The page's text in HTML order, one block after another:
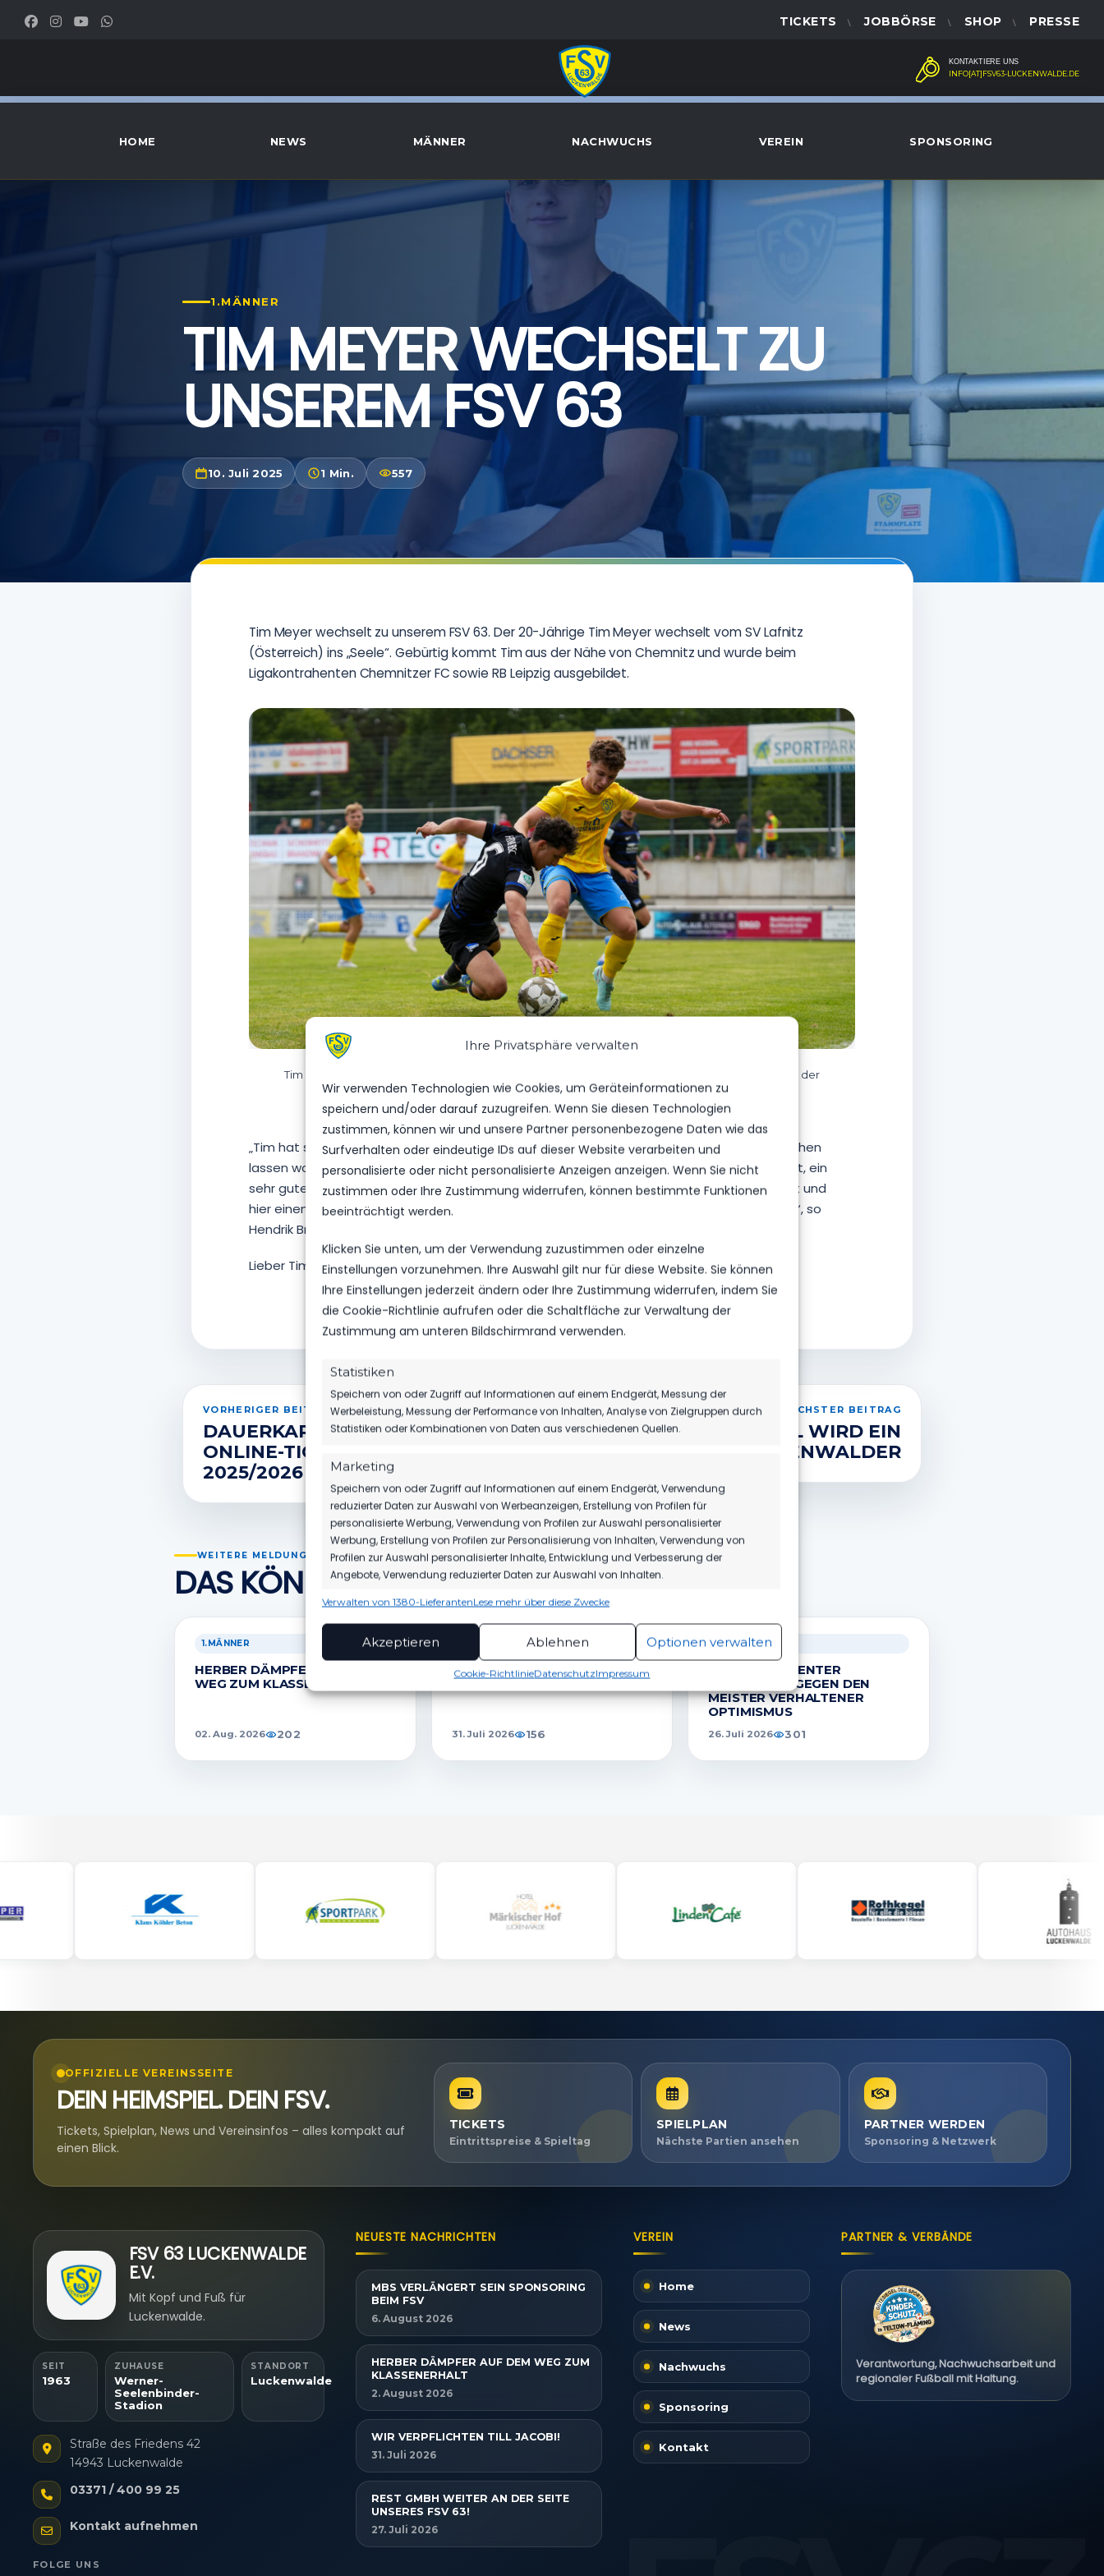
Ihre Privatsphäre verwalten
Wir verwenden Technologien wie Cookies, um Geräteinformationen zu
speichern und/oder darauf zuzugreifen. Wenn Sie diesen Technologien
zustimmen, können wir und unsere Partner personenbezogene Daten wie das
Surfverhalten oder eindeutige IDs auf dieser Website verarbeiten und
personalisierte oder nicht personalisierte Anzeigen anzeigen. Wenn Sie nicht
zustimmen oder Ihre Zustimmung widerrufen, können bestimmte Funktionen
beeinträchtigt werden.
Klicken Sie unten, um der Verwendung zuzustimmen oder einzelne
Einstellungen vorzunehmen. Ihre Auswahl gilt nur für diese Website. Sie können
Ihre Einstellungen jederzeit ändern oder Ihre Zustimmung widerrufen, indem Sie
die Cookie-Richtlinie aufrufen oder die Schaltfläche zur Verwaltung der
Zustimmung am unteren Bildschirmrand verwenden.
Statistiken
Speichern von oder Zugriff auf Informationen auf einem Endgerät, Messung der
Werbeleistung, Messung der Performance von Inhalten, Analyse von Zielgruppen durch
Statistiken oder Kombinationen von Daten aus verschiedenen Quellen.
Marketing
Speichern von oder Zugriff auf Informationen auf einem Endgerät, Verwendung
reduzierter Daten zur Auswahl von Werbeanzeigen, Erstellung von Profilen für
personalisierte Werbung, Verwendung von Profilen zur Auswahl personalisierter
Werbung, Erstellung von Profilen zur Personalisierung von Inhalten, Verwendung von
Profilen zur Auswahl personalisierter Inhalte, Entwicklung und Verbesserung der
Angebote, Verwendung reduzierter Daten zur Auswahl von Inhalten.
Funktionen
Abgleichung und Kombination von Daten aus unterschiedlichen Quellen,
Verknüpfung verschiedener Endgeräte, Identifikation von Endgeräten
anhand automatisch übermittelter Informationen.
Bereitstellung und Anzeige von Werbung und Inhalten,
Ihre Entscheidungen zum Datenschutz speichern und
Verwalten von 1380-LieferantenLese mehr über diese Zwecke
Akzeptieren Ablehnen Optionen verwalten
Cookie-RichtlinieDatenschutzImpressum
TICKETS JOBBÖRSE SHOP PRESSE
KONTAKTIERE UNS
INFO[AT]FSV63-LUCKENWALDE.DE
HOME NEWS MÄNNER NACHWUCHS VEREIN SPONSORING
1.MÄNNER
TIM MEYER WECHSELT ZU
UNSEREM FSV 63
10. Juli 2025 1 Min. 557
Tim Meyer wechselt zu unserem FSV 63. Der 20-Jährige Tim Meyer wechselt vom SV Lafnitz
(Österreich) ins „Seele“. Gebürtig kommt Tim aus der Nähe von Chemnitz und wurde beim
Ligakontrahenten Chemnitzer FC sowie RB Leipzig ausgebildet.
Tim lief bereits beim Turmpokal am vergangenen Samstag für unseren FSV auf. Zukünftig auch in der
Regionalliga.
„Tim hat sich bei uns einige Tage vorgestellt und dafür gesorgt, dass wir ihn nicht mehr gehen
lassen wollten. Positive und ständige Kommunikation auf dem Feld, Lust auf Defensivarbeit, ein
sehr guter linker Fuß. Ebenso war zu spüren, dass er sich über unseren Verein informiert hat und
hier einen richtigen Schritt für sich sieht, der ihn gleichzeitig näher zur Heimat rücken lässt.“, so
Hendrik Brösel, Geschäftsführer Sport über den Transfer.
Lieber Tim, alles Gute in unseren Farben. Die FSV-Familie freut sich auf Dich!
VORHERIGER BEITRAG
DAUERKARTENVERKAUF &
ONLINE-TICKETING SAISON
2025/2026
NÄCHSTER BEITRAG
QUENTIN SEIDEL WIRD EIN
LUCKENWALDER
WEITERE MELDUNGEN
DAS KÖNNTE DICH AUCH INTERESSIEREN.
1.MÄNNER
HERBER DÄMPFER AUF DEM
WEG ZUM KLASSENERHALT
02. Aug. 2026 202
WIR VERPFLICHTEN TILL
JACOBI!
31. Juli 2026 156
1.MÄNNER
TROTZ VERDIENTER
NIEDERLAGE GEGEN DEN
MEISTER VERHALTENER
OPTIMISMUS
26. Juli 2026 301
OFFIZIELLE VEREINSSEITE
DEIN HEIMSPIEL. DEIN FSV.
Tickets, Spielplan, News und Vereinsinfos – alles kompakt auf
einen Blick.
TICKETS
Eintrittspreise & Spieltag
SPIELPLAN
Nächste Partien ansehen
PARTNER WERDEN
Sponsoring & Netzwerk
FSV 63 LUCKENWALDE
E.V.
Mit Kopf und Fuß für
Luckenwalde.
SEIT
1963
ZUHAUSE
Werner-
Seelenbinder-
Stadion
STANDORT
Luckenwalde
Straße des Friedens 42
14943 Luckenwalde
03371 / 400 99 25
Kontakt aufnehmen
FOLGE UNS
NEUESTE NACHRICHTEN
MBS VERLÄNGERT SEIN SPONSORING
BEIM FSV
6. August 2026
HERBER DÄMPFER AUF DEM WEG ZUM
KLASSENERHALT
2. August 2026
WIR VERPFLICHTEN TILL JACOBI!
31. Juli 2026
REST GMBH WEITER AN DER SEITE
UNSERES FSV 63!
27. Juli 2026
VEREIN
Home
News
Nachwuchs
Sponsoring
Kontakt
PARTNER & VERBÄNDE
Verantwortung, Nachwuchsarbeit und
regionaler Fußball mit Haltung.